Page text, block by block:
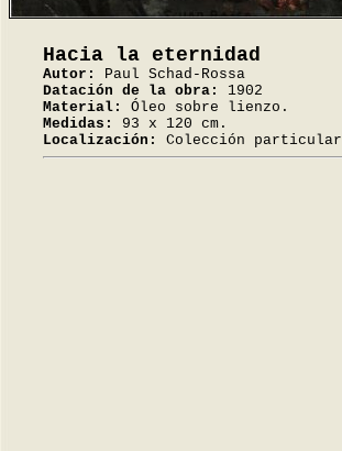
Hacia la eternidad
Autor:
Paul Schad-Rossa
Datación de la obra:
1902
Material:
Óleo sobre lienzo.
Medidas:
93 x 120 cm.
Localización:
Colección particular